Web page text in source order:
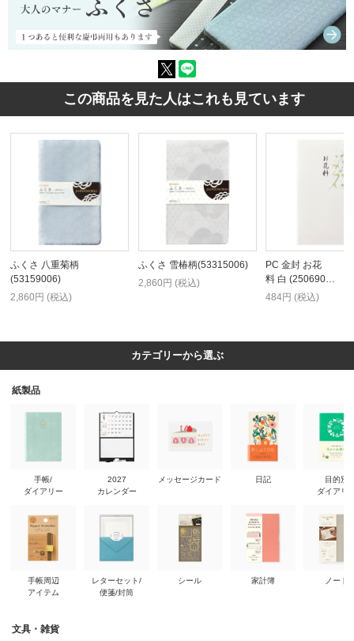
この商品を見た人はこれも見ています
ふくさ 八重菊柄
(53159006)
2,860円 (税込)
ふくさ 雪椿柄(53315006)
2,860円 (税込)
PC 金封 お花
料 白 (250690…
484円 (税込)
カテゴリーから選ぶ
紙製品
手帳/
ダイアリー
手帳周辺
アイテム
2027
カレンダー
レターセット/
便箋/封筒
メッセージカード
シール
日記
家計簿
目的別
ダイアリ
ノート
文具・雑貨